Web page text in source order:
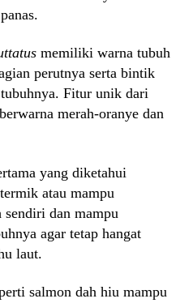
memiliki warna tubuh
perutnya serta bintik
Fitur unik dari
merah-oranye dan
yang diketahui
atau mampu
sendiri dan mampu
agar tetap hangat
laut.
salmon dah hiu mampu